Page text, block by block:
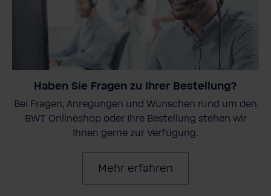
Haben Sie Fragen zu Ihrer Bestellung?
Bei Fragen, Anregungen und Wünschen rund um den
BWT Onlineshop oder Ihre Bestellung stehen wir
Ihnen gerne zur Verfügung.
Mehr erfahren